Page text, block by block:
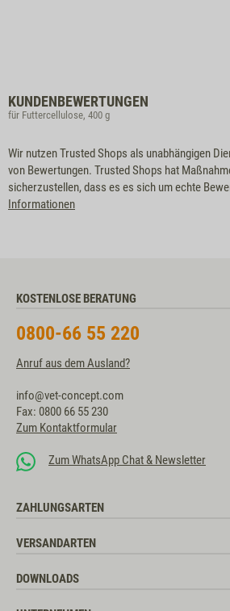
KUNDENBEWERTUNGEN
für Futtercellulose, 400 g
Wir nutzen Trusted Shops als unabhängigen
von Bewertungen. Trusted Shops hat
sicherzustellen, dass es es sich um echte
Informationen
KOSTENLOSE BERATUNG
0800-66 55 220
Anruf aus dem Ausland?
info@vet-concept.com
Fax: 0800 66 55 230
Zum Kontaktformular
Zum WhatsApp Chat & Newsletter
ZAHLUNGSARTEN
VERSANDARTEN
DOWNLOADS